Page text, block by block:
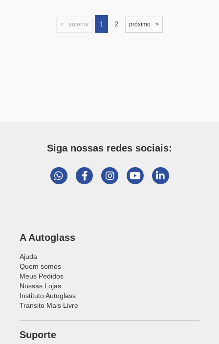
anterior 1 2 próximo
Siga nossas redes sociais:
A Autoglass
Ajuda
Quem somos
Meus Pedidos
Nossas Lojas
Instituto Autoglass
Transito Mais Livre
Suporte